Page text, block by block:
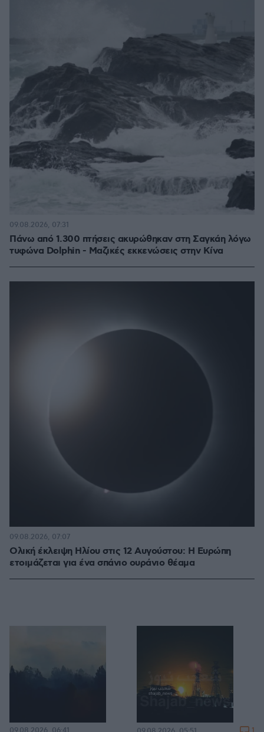
Πάνω από 1.300 πτήσεις ακυρώθηκαν στη Σαγκάη λόγω
τυφώνα Dolphin - Μαζικές εκκενώσεις στην Κίνα
09.08.2026, 07:31
Ολική έκλειψη Ηλίου στις 12 Αυγούστου: Η Ευρώπη
ετοιμάζεται για ένα σπάνιο ουράνιο θέαμα
09.08.2026, 07:07